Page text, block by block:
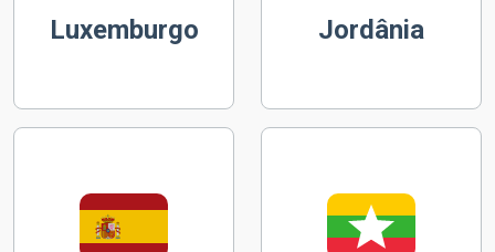
Luxemburgo Jordânia